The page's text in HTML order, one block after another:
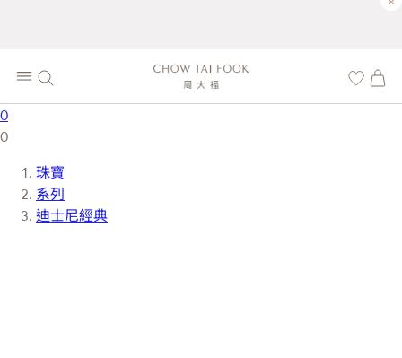
0
0
珠寶
系列
迪士尼經典